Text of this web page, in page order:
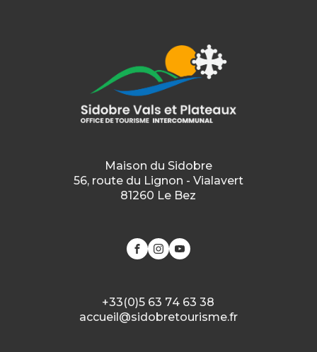
Maison du Sidobre
56, route du Lignon - Vialavert
81260 Le Bez
+33(0)5 63 74 63 38
accueil@sidobretourisme.fr